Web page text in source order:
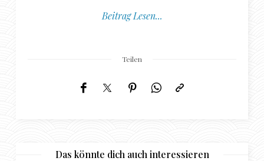
Beitrag Lesen...
Teilen
Das könnte dich auch interessieren